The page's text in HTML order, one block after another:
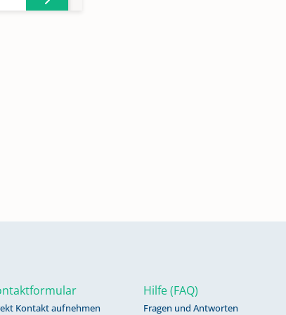
Kontakt aufnehmen
Hilfe (FAQ)
Fragen und Antworten